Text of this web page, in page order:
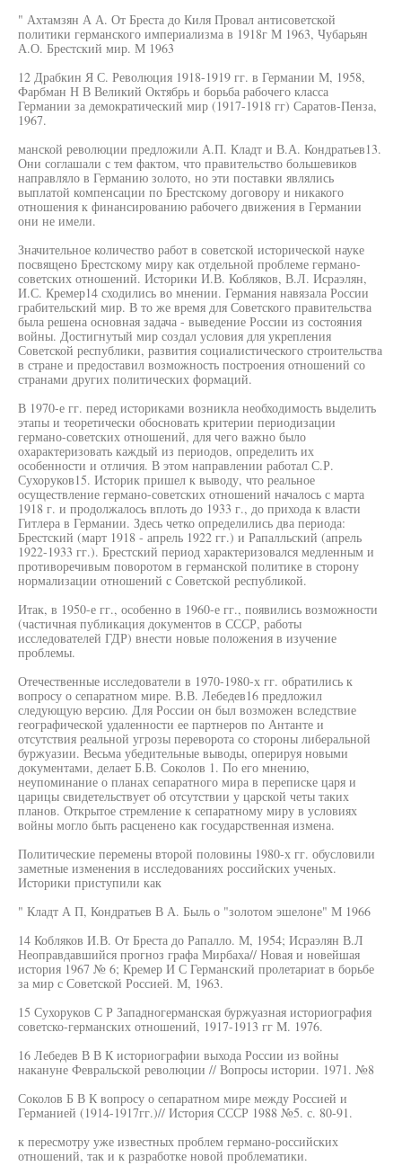
" Ахтамзян А А. От Бреста до Киля Провал антисоветской
политики германского империализма в 1918г М 1963, Чубарьян
А.О. Брестский мир. М 1963
12 Драбкин Я С. Революция 1918-1919 гг. в Германии М, 1958,
Фарбман Н В Великий Октябрь и борьба рабочего класса
Германии за демократический мир (1917-1918 гг) Саратов-Пенза,
1967.
манской революции предложили А.П. Кладт и В.А. Кондратьев13.
Они соглашали с тем фактом, что правительство большевиков
направляло в Германию золото, но эти поставки являлись
выплатой компенсации по Брестскому договору и никакого
отношения к финансированию рабочего движения в Германии
они не имели.
Значительное количество работ в советской исторической науке
посвящено Брестскому миру как отдельной проблеме германо-
советских отношений. Историки И.В. Кобляков, В.Л. Исраэлян,
И.С. Кремер14 сходились во мнении. Германия навязала России
грабительский мир. В то же время для Советского правительства
была решена основная задача - выведение России из состояния
войны. Достигнутый мир создал условия для укрепления
Советской республики, развития социалистического строительства
в стране и предоставил возможность построения отношений со
странами других политических формаций.
В 1970-е гг. перед историками возникла необходимость выделить
этапы и теоретически обосновать критерии периодизации
германо-советских отношений, для чего важно было
охарактеризовать каждый из периодов, определить их
особенности и отличия. В этом направлении работал С.Р.
Сухоруков15. Историк пришел к выводу, что реальное
осуществление германо-советских отношений началось с марта
1918 г. и продолжалось вплоть до 1933 г., до прихода к власти
Гитлера в Германии. Здесь четко определились два периода:
Брестский (март 1918 - апрель 1922 гг.) и Рапалльский (апрель
1922-1933 гг.). Брестский период характеризовался медленным и
противоречивым поворотом в германской политике в сторону
нормализации отношений с Советской республикой.
Итак, в 1950-е гг., особенно в 1960-е гг., появились возможности
(частичная публикация документов в СССР, работы
исследователей ГДР) внести новые положения в изучение
проблемы.
Отечественные исследователи в 1970-1980-х гг. обратились к
вопросу о сепаратном мире. В.В. Лебедев16 предложил
следующую версию. Для России он был возможен вследствие
географической удаленности ее партнеров по Антанте и
отсутствия реальной угрозы переворота со стороны либеральной
буржуазии. Весьма убедительные выводы, оперируя новыми
документами, делает Б.В. Соколов 1. По его мнению,
неупоминание о планах сепаратного мира в переписке царя и
царицы свидетельствует об отсутствии у царской четы таких
планов. Открытое стремление к сепаратному миру в условиях
войны могло быть расценено как государственная измена.
Политические перемены второй половины 1980-х гг. обусловили
заметные изменения в исследованиях российских ученых.
Историки приступили как
" Кладт А П, Кондратьев В А. Быль о "золотом эшелоне" М 1966
14 Кобляков И.В. От Бреста до Рапалло. М, 1954; Исраэлян В.Л
Неоправдавшийся прогноз графа Мирбаха// Новая и новейшая
история 1967 № 6; Кремер И С Германский пролетариат в борьбе
за мир с Советской Россией. М, 1963.
15 Сухоруков С Р Западногерманская буржуазная историография
советско-германских отношений, 1917-1913 гг М. 1976.
16 Лебедев В В К историографии выхода России из войны
накануне Февральской революции // Вопросы истории. 1971. №8
Соколов Б В К вопросу о сепаратном мире между Россией и
Германией (1914-1917гг.)// История СССР 1988 №5. с. 80-91.
к пересмотру уже известных проблем германо-российских
отношений, так и к разработке новой проблематики.